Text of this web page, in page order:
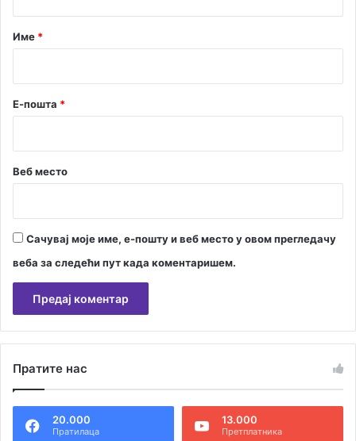
р
Име *
Е-пошта *
Веб место
Сачувај моје име, е-пошту и веб место у овом прегледачу
веба за следећи пут када коментаришем.
тПратите нас
20.000
Пратилаца
13.000
Претплатника